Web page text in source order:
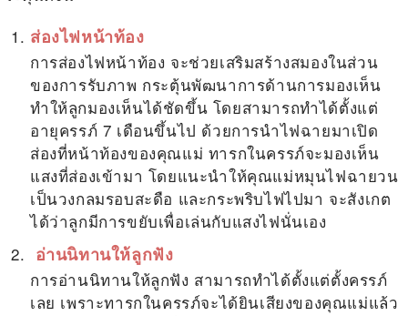
ส่องไฟหน้าท้อง
การส่องไฟหน้าท้อง จะช่วยเสริมสร้างสมองในส่วน
ของการรับภาพ กระตุ้นพัฒนาการด้านการมองเห็น
ทำให้ลูกมองเห็นได้ชัดขึ้น โดยสามารถทำได้ตั้งแต่
อายุครรภ์ 7 เดือนขึ้นไป ด้วยการนำไฟฉายมาเปิด
ส่องที่หน้าท้องของคุณแม่ ทารกในครรภ์จะมองเห็น
แสงที่ส่องเข้ามา โดยแนะนำให้คุณแม่หมุนไฟฉายวน
เป็นวงกลมรอบสะดือ และกระพริบไฟไปมา จะสังเกต
ได้ว่าลูกมีการขยับเพื่อเล่นกับแสงไฟนั่นเอง
อ่านนิทานให้ลูกฟัง
การอ่านนิทานให้ลูกฟัง สามารถทำได้ตั้งแต่ตั้งครรภ์
เลย เพราะทารกในครรภ์จะได้ยินเสียงของคุณแม่แล้ว